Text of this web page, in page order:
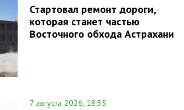
Стартовал ремонт дороги,
которая станет частью
Восточного обхода Астрахани
7 августа 2026, 18:35